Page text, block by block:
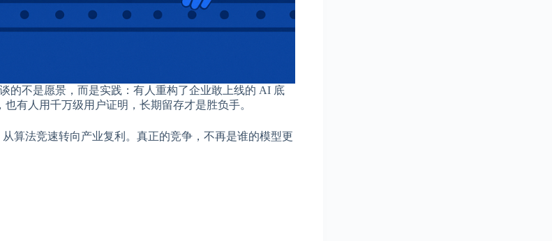
的不是愿景，而是实践：有人重构了企业敢上线的 AI 底
有人用千万级用户证明，长期留存才是胜负手。
算法竞速转向产业复利。真正的竞争，不再是谁的模型更